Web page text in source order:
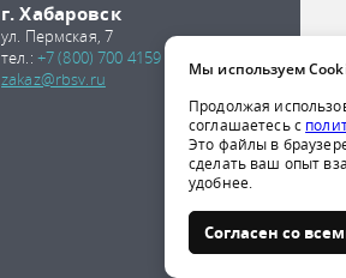
г. Хабаровск
ул. Пермская, 7
тел.: +7 (800) 700 4159
zakaz@rbsv.ru
Мы используем
Продолжая
соглашаетесь с
Это файлы в
сделать ваш опыт
удобнее.
Согласен со